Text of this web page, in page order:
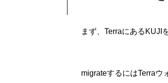
まず、TerraにあるKUJI
migrateするにはTerraウ